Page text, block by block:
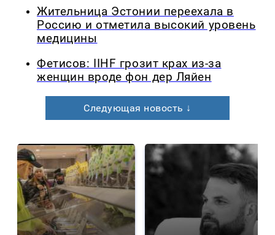
Жительница Эстонии переехала в
Россию и отметила высокий уровень
медицины
Фетисов: IIHF грозит крах из-за
женщин вроде фон дер Ляйен
Следующая новость ↓